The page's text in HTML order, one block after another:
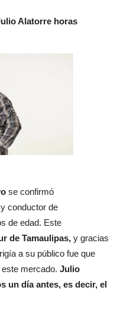
Alatorre horas
se confirmó
conductor de
de edad. Este
de Tamaulipas, y gracias
a su público fue que
mercado. Julio
un día antes, es decir, el